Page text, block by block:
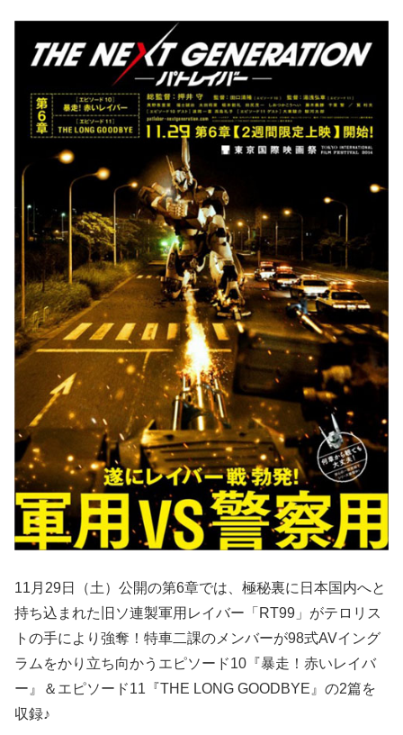
11月29日（土）公開の第6章では、極秘裏に日本国内へと
持ち込まれた旧ソ連製軍用レイバー「RT99」がテロリス
トの手により強奪！特車二課のメンバーが98式AVイング
ラムをかり立ち向かうエピソード10『暴走！赤いレイバ
ー』＆エピソード11『THE LONG GOODBYE』の2篇を
収録♪